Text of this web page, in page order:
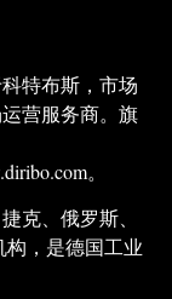
特布斯，市场
营服务商。旗
。
克、俄罗斯、
，是德国工业